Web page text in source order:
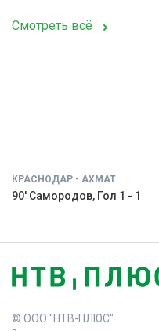
Смотреть всё
КРАСНОДАР - АХМАТ
90' Самородов, Гол 1 - 1
© ООО "НТВ-ПЛЮС"